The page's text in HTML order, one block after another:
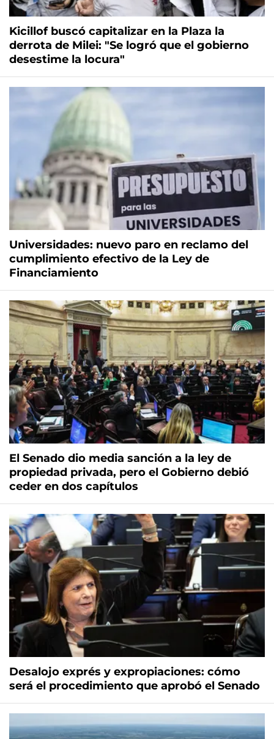
Kicillof buscó capitalizar en la Plaza la
derrota de Milei: "Se logró que el gobierno
desestime la locura"
Universidades: nuevo paro en reclamo del
cumplimiento efectivo de la Ley de
Financiamiento
El Senado dio media sanción a la ley de
propiedad privada, pero el Gobierno debió
ceder en dos capítulos
Desalojo exprés y expropiaciones: cómo
será el procedimiento que aprobó el Senado